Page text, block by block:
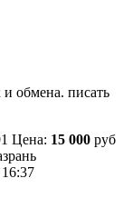
и обмена. писать
Цена: 15 000 руб